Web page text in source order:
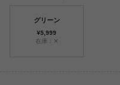
グリーン
¥5,999
在庫：✕